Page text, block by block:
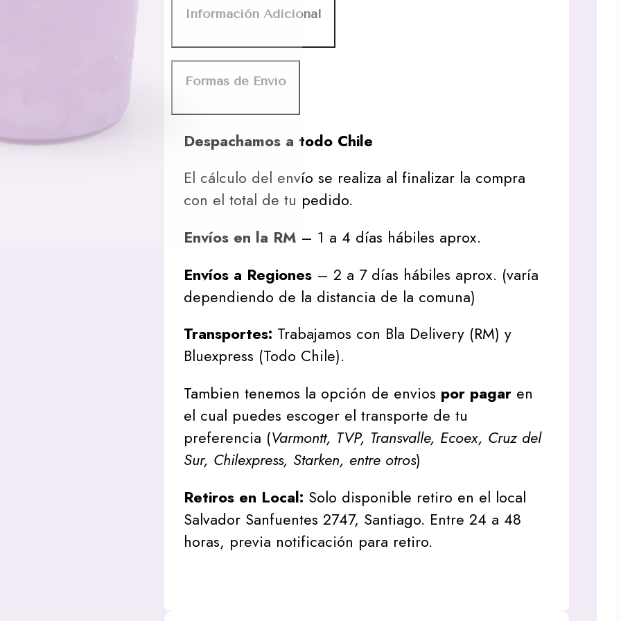
Información Adicional
Formas de Envío
Despachamos a todo Chile
El cálculo del envío se realiza al finalizar la compra
con el total de tu pedido.
Envíos en la RM – 1 a 4 días hábiles aprox.
Envíos a Regiones – 2 a 7 días hábiles aprox. (varía
dependiendo de la distancia de la comuna)
Transportes: Trabajamos con Bla Delivery (RM) y
Bluexpress (Todo Chile).
Tambien tenemos la opción de envios por pagar en
el cual puedes escoger el transporte de tu
preferencia (Varmontt, TVP, Transvalle, Ecoex, Cruz del
Sur, Chilexpress, Starken, entre otros)
Retiros en Local: Solo disponible retiro en el local
Salvador Sanfuentes 2747, Santiago. Entre 24 a 48
horas, previa notificación para retiro.